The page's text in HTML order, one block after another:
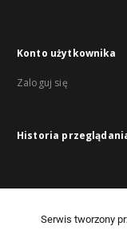
Konto użytkownika
Zaloguj się
Historia
Serwis tworzony